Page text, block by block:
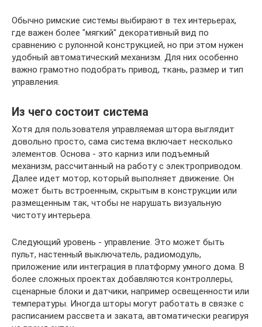
Обычно римские системы выбирают в тех интерьерах,
где важен более "мягкий" декоративный вид по
сравнению с рулонной конструкцией, но при этом нужен
удобный автоматический механизм. Для них особенно
важно грамотно подобрать привод, ткань, размер и тип
управления.
Из чего состоит система
Хотя для пользователя управляемая штора выглядит
довольно просто, сама система включает несколько
элементов. Основа - это карниз или подъемный
механизм, рассчитанный на работу с электроприводом.
Далее идет мотор, который выполняет движение. Он
может быть встроенным, скрытым в конструкции или
размещенным так, чтобы не нарушать визуальную
чистоту интерьера.
Следующий уровень - управление. Это может быть
пульт, настенный выключатель, радиомодуль,
приложение или интеграция в платформу умного дома. В
более сложных проектах добавляются контроллеры,
сценарные блоки и датчики, например освещенности или
температуры. Иногда шторы могут работать в связке с
расписанием рассвета и заката, автоматически реагируя